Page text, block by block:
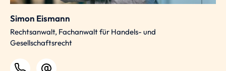
Simon Eismann
Rechtsanwalt, Fachanwalt für Handels- und
Gesellschaftsrecht